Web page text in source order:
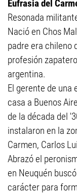
Eufrasia del
Resonada
Nació en Chos
padre era chileno
profesión
argentina.
El gerente de una
casa a Buenos
de la década del
instalaron en la
Carmen, Carlos
Abrazó el
en Neuquén
carácter para